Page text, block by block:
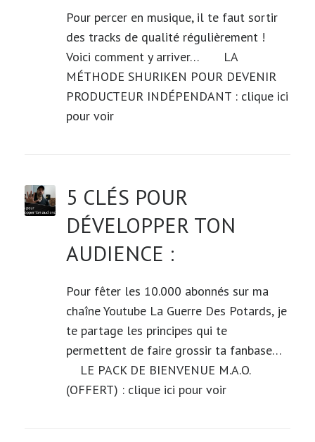
Pour percer en musique, il te faut sortir
des tracks de qualité régulièrement !
Voici comment y arriver… LA
MÉTHODE SHURIKEN POUR DEVENIR
PRODUCTEUR INDÉPENDANT : clique ici
pour voir
5 CLÉS POUR
DÉVELOPPER TON
AUDIENCE :
Pour fêter les 10.000 abonnés sur ma
chaîne Youtube La Guerre Des Potards, je
te partage les principes qui te
permettent de faire grossir ta fanbase…
LE PACK DE BIENVENUE M.A.O.
(OFFERT) : clique ici pour voir